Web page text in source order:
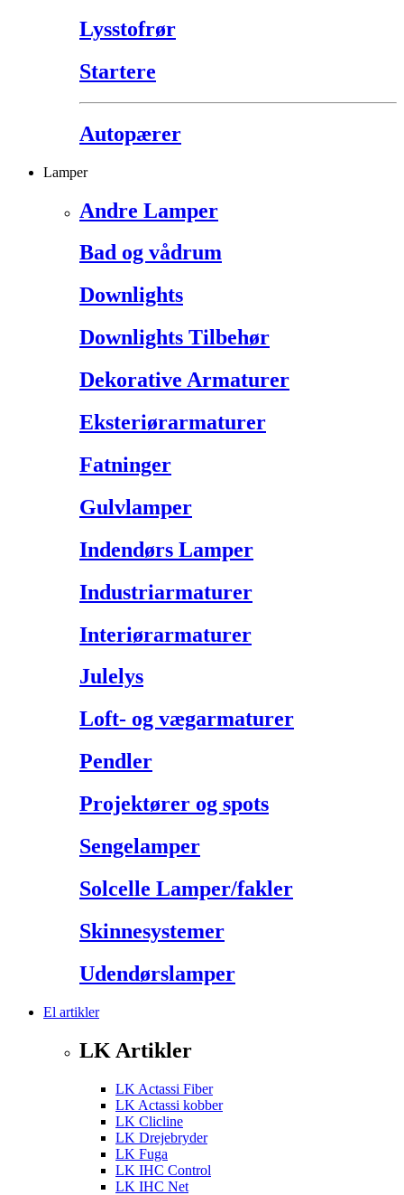
Lysstofrør
Startere
Autopærer
Lamper
Andre Lamper
Bad og vådrum
Downlights
Downlights Tilbehør
Dekorative Armaturer
Eksteriørarmaturer
Fatninger
Gulvlamper
Indendørs Lamper
Industriarmaturer
Interiørarmaturer
Julelys
Loft- og vægarmaturer
Pendler
Projektører og spots
Sengelamper
Solcelle Lamper/fakler
Skinnesystemer
Udendørslamper
El artikler
LK Artikler
LK Actassi Fiber
LK Actassi kobber
LK Clicline
LK Drejebryder
LK Fuga
LK IHC Control
LK IHC Net